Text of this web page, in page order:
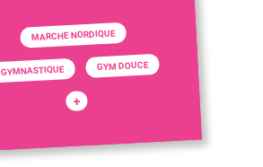
MARCHE NORDIQUE
GYMNASTIQUE GYM DOUCE
+